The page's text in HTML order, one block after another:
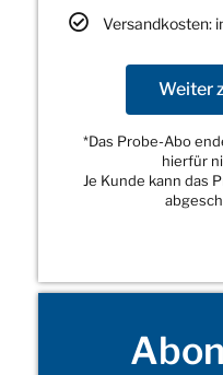
Versandkosten:
Weiter
*Das Probe-Abo
hierfür
Je Kunde kann das